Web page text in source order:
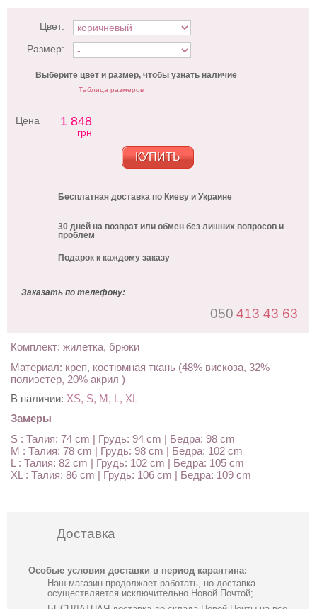
Цвет:
Размер:
Выберите цвет и размер, чтобы узнать наличие
Таблица размеров
Цена 1 848
грн
КУПИТЬ
Бесплатная доставка по Киеву и Украине
30 дней на возврат или обмен без лишних вопросов и
проблем
Подарок к каждому заказу
Заказать по телефону:
050 413 43 63
Комплект: жилетка, брюки
Материал: креп, костюмная ткань (48% вискоза, 32%
полиэстер, 20% акрил )
В наличии: XS, S, M, L, XL
Замеры
S : Талия: 74 cm | Грудь: 94 cm | Бедра: 98 cm
M : Талия: 78 cm | Грудь: 98 cm | Бедра: 102 cm
L : Талия: 82 cm | Грудь: 102 cm | Бедра: 105 cm
XL : Талия: 86 cm | Грудь: 106 cm | Бедра: 109 cm
Доставка
Особые условия доставки в период карантина:
Наш магазин продолжает работать, но доставка
осуществляется исключительно Новой Почтой;